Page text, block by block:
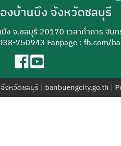
งบ้านบึง จังหวัดชลบุรี
จ.ชลบุรี 20170 เวลาทำการ จัน
750943 Fanpage : fb.com/
งหวัดชลบุรี | banbuengcity.go.th |